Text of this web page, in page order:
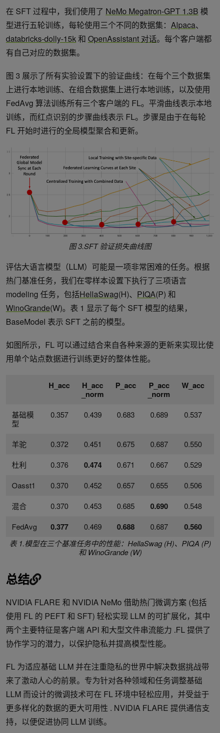
在 SFT 过程中，我们使用了 NeMo Megatron-GPT 1.3B 模
型进行五轮训练，每轮使用三个不同的数据集： Alpaca、
databricks-dolly-15k和 OpenAssistant 对话。每个客户端都
有自己对应的数据集。
图 3 展示了所有实验设置下的验证曲线：在每个三个数据集
上进行本地训练、在组合数据集上进行本地训练，以及使用
FedAvg 算法训练所有三个客户端的 FL。平滑曲线表示本地
训练，而红点识别的步骤曲线表示 FL。步骤是由于在每轮
FL 开始时进行的全局模型聚合和更新。
图 3.SFT 验证损失曲线图
评估大语言模型（LLM）可能是一项非常困难的任务。根据
热门基准任务，我们在零样本设置下执行了三项语言
modeling 任务，包括HellaSwag(H)、 PIQA(P) 和
WinoGrande(W)。表 1 显示了每个 SFT 模型的结果，
BaseModel 表示 SFT 之前的模型。
如图所示，FL 可以通过结合来自各种来源的更新来实现比使
用单个站点数据进行训练更好的整体性能。
H_acc
H_acc
_norm
P_acc
P_acc
_norm
W_acc
基础模
型
0.357 0.439 0.683 0.689 0.537
羊驼 0.372 0.451 0.675 0.687 0.550
杜利
0.376 0.474 0.671 0.667 0.529
Oasst1
0.370 0.452 0.657 0.655 0.506
混合
0.370 0.453 0.685 0.690 0.548
FedAvg
0.377 0.469 0.688 0.687 0.560
表 1.模型在三个基准任务中的性能：HellaSwag (H)、PIQA (P)
和 WinoGrande (W)
总结
NVIDIA FLARE 和 NVIDIA NeMo 借助热门微调方案 (包括
使用 FL 的 PEFT 和 SFT) 轻松实现 LLM 的可扩展化，其中
两个主要特征是客户端 API 和大型文件串流能力 .FL 提供了
协作学习的潜力，以保护隐私并提高模型性能。
FL 为适应基础 LLM 并在注重隐私的世界中解决数据挑战带
来了激动人心的前景。专为针对各种领域和任务调整基础
LLM 而设计的微调技术可在 FL 环境中轻松应用，并受益于
更多样化的数据的更大可用性 . NVIDIA FLARE 提供通信支
持，以便促进协同 LLM 训练。